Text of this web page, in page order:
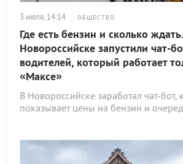
3 июля, 14:14 ОБЩЕСТВО
Где есть бензин и сколько
Новороссийске запустили чат-
водителей, который работает
«Максе»
В Новороссийске заработал чат-бот,
показывает цены на бензин и